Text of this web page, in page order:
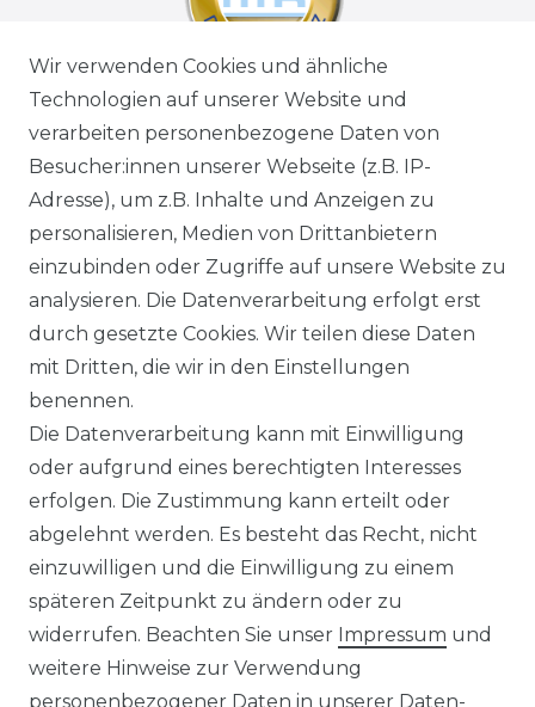
Wir verwenden Cookies und ähnliche
Technologien auf unserer Website und
verarbeiten personenbezogene Daten von
Besucher:innen unserer Webseite (z.B. IP-
Adresse), um z.B. Inhalte und Anzeigen zu
personalisieren, Medien von Drittanbietern
einzubinden oder Zugriffe auf unsere Website zu
analysieren. Die Datenverarbeitung erfolgt erst
durch gesetzte Cookies. Wir teilen diese Daten
mit Dritten, die wir in den Einstellungen
benennen.
Die Datenverarbeitung kann mit Einwilligung
oder aufgrund eines berechtigten Interesses
erfolgen. Die Zustimmung kann erteilt oder
abgelehnt werden. Es besteht das Recht, nicht
einzuwilligen und die Einwilligung zu einem
späteren Zeitpunkt zu ändern oder zu
widerrufen. Beachten Sie unser Impressum und
weitere Hinweise zur Verwendung
personenbezogener Daten in unserer Daten­